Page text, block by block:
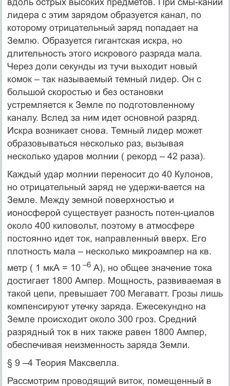
лидера с этим зарядом образуется канал, по
которому отрицательный заряд попадает на
Землю. Образуется гигантская искра, но
длительность этого искрового разряда мала.
Через доли секунды из тучи выходит новый
комок – так называемый темный лидер. Он с
большой скоростью и без остановки
устремляется к Земле по подготовленному
каналу. Вслед за ним идет основной разряд.
Искра возникает снова. Темный лидер может
образовываться несколько раз, вызывая
несколько ударов молнии ( рекорд – 42 раза).
Каждый удар молнии переносит до 40 Кулонов,
но отрицательный заряд не удержи-вается на
Земле. Между земной поверхностью и
ионосферой существует разность потен-циалов
около 400 киловольт, поэтому в атмосфере
постоянно идет ток, направленный вверх. Его
плотность мала – несколько микроампер на кв.
метр ( 1 мкА = 10 –6А), но общее значение тока
достигает 1800 Ампер. Мощность, развиваемая в
такой цепи, превышает 700 Мегаватт. Грозы лишь
компенсируют утечку заряда. Ежесекундно на
Земле происходит около 300 гроз. Средний
разрядный ток в них также равен 1800 Ампер,
обеспечивая неизменность заряда Земли.
§ 9 –4 Теория Максвелла.
Рассмотрим проводящий виток, помещенный в